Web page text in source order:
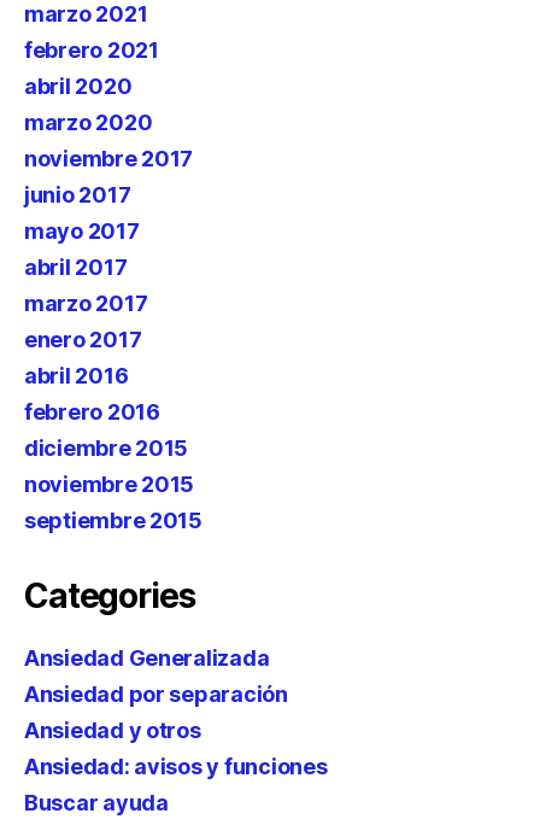
marzo 2021
febrero 2021
abril 2020
marzo 2020
noviembre 2017
junio 2017
mayo 2017
abril 2017
marzo 2017
enero 2017
abril 2016
febrero 2016
diciembre 2015
noviembre 2015
septiembre 2015
Categories
Ansiedad Generalizada
Ansiedad por separación
Ansiedad y otros
Ansiedad: avisos y funciones
Buscar ayuda